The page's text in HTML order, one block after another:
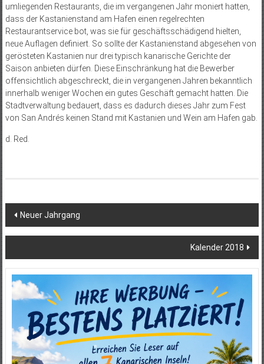
umliegenden Restaurants, die im vergangenen Jahr moniert hatten,
dass der Kastanienstand am Hafen einen regelrechten
Restaurantservice bot, was sie für geschäftsschädigend hielten,
neue Auflagen definiert. So sollte der Kastanienstand abgesehen von
gerösteten Kastanien nur drei typisch kanarische Gerichte der
Saison anbieten dürfen. Diese Einschränkung hat die Bewerber
offensichtlich abgeschreckt, die in vergangenen Jahren bekanntlich
innerhalb weniger Wochen ein gutes Geschäft gemacht hatten. Die
Stadtverwaltung bedauert, dass es dadurch dieses Jahr zum Fest
von San Andrés keinen Stand mit Kastanien und Wein am Hafen gab.
d. Red.
Beitragsnavigation
Neuer Jahrgang
Kalender 2018